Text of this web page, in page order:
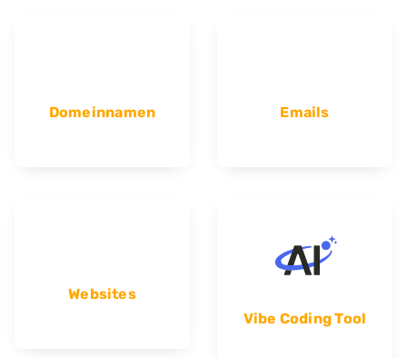
Domeinnamen Emails
Websites
Vibe Coding Tool